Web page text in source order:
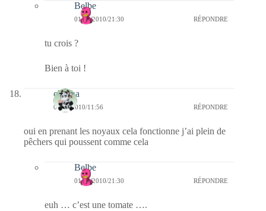
Belbe
01/12/2010/21:30 RÉPONDRE
tu crois ?
Bien à toi !
chacha
01/12/2010/11:56 RÉPONDRE
oui en prenant les noyaux cela fonctionne j’ai plein de
pêchers qui poussent comme cela
Belbe
01/12/2010/21:30 RÉPONDRE
euh … c’est une tomate ….